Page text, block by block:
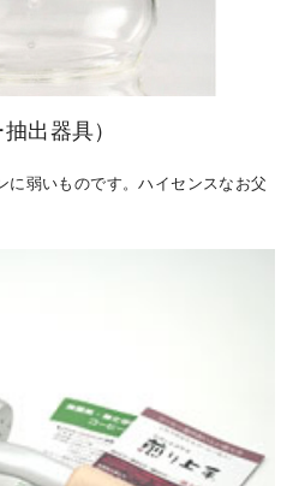
出器具）
に弱いものです。ハイセンスなお父